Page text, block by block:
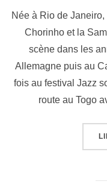
Née à Rio de
Chorinho et la
scène dans les
Allemagne puis au
fois au festival Jazz
route au Togo